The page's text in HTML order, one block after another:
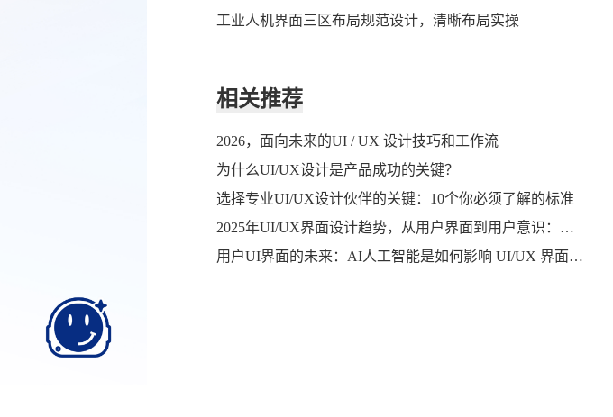
工业人机界面三区布局规范设计，清晰布局实操
相关推荐
2026，面向未来的UI / UX 设计技巧和工作流
为什么UI/UX设计是产品成功的关键？
选择专业UI/UX设计伙伴的关键：10个你必须了解的标准
2025年UI/UX界面设计趋势，从用户界面到用户意识：开启人机交互的新纪元
用户UI界面的未来：AI人工智能是如何影响 UI/UX 界面设计